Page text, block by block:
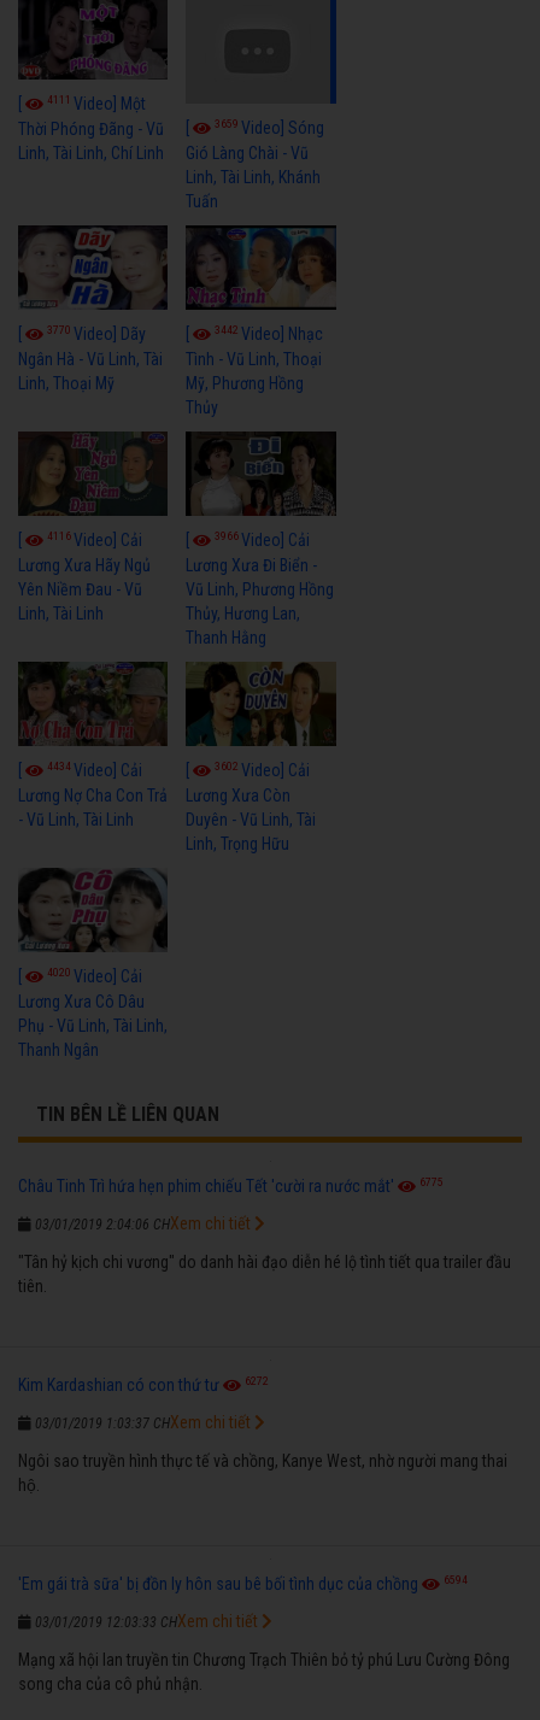
4111 Video] Một
Thời Phóng Đãng - Vũ
Linh, Tài Linh, Chí Linh
3659Video] Sóng
Gió Làng Chài - Vũ
Linh, Tài Linh, Khánh
Tuấn
3770 Video] Dãy
Ngân Hà - Vũ Linh, Tài
Linh, Thoại Mỹ
3442Video] Nhạc
Tình - Vũ Linh, Thoại
Mỹ, Phương Hồng
Thủy
4116Video] Cải
Lương Xưa Hãy Ngủ
Yên Niềm Đau - Vũ
Linh, Tài Linh
3966Video] Cải
Lương Xưa Đi Biển -
Vũ Linh, Phương Hồng
Thủy, Hương Lan,
Thanh Hằng
4434Video] Cải
Lương Nợ Cha Con Trả
- Vũ Linh, Tài Linh
3602Video] Cải
Lương Xưa Còn
Duyên - Vũ Linh, Tài
Linh, Trọng Hữu
[ 4020 Video] Cải
Lương Xưa Cô Dâu
Phụ - Vũ Linh, Tài Linh,
Thanh Ngân
TIN BÊN LỀ LIÊN QUAN
Châu Tinh Trì hứa hẹn phim chiếu Tết 'cười ra nước mắt' 6775
03/01/2019 2:04:06 CH
"Tân hỷ kịch chi vương" do danh hài đạo diễn hé lộ tình tiết qua trailer đầu
tiên.
Xem chi tiết
Kim Kardashian có con thứ tư 6272
03/01/2019 1:03:37 CH
Ngôi sao truyền hình thực tế và chồng, Kanye West, nhờ người mang thai
hộ.
Xem chi tiết
'Em gái trà sữa' bị đồn ly hôn sau bê bối tình dục của chồng 6594
03/01/2019 12:03:33 CH
Mạng xã hội lan truyền tin Chương Trạch Thiên bỏ tỷ phú Lưu Cường Đông
song cha của cô phủ nhận.
Xem chi tiết